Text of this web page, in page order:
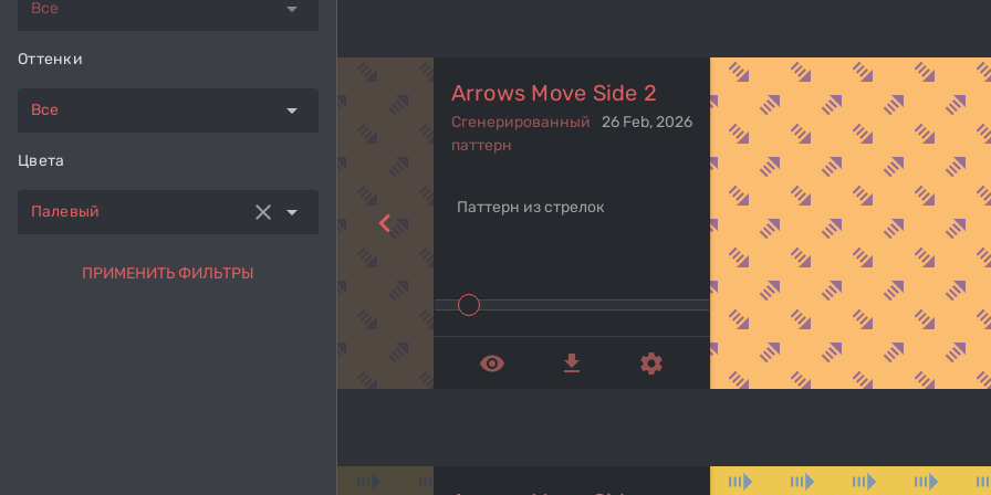
Все arrow_drop_down
Оттенки
Все arrow_drop_down
Цвета
Палевый clear arrow_drop_down
ПРИМЕНИТЬ ФИЛЬТРЫ
navigate_before
Arrows Move Side 2
26 Feb, 2026
Сгенерированный
паттерн
Паттерн из стрелок
remove_red_eye get_app settings